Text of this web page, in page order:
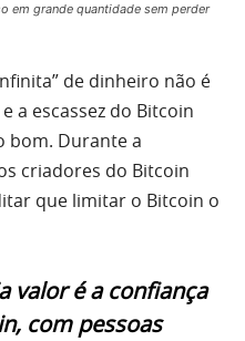
em grande quantidade sem perder
de dinheiro não é
a escassez do Bitcoin
bom. Durante a
criadores do Bitcoin
que limitar o Bitcoin o
valor é a confiança
com pessoas